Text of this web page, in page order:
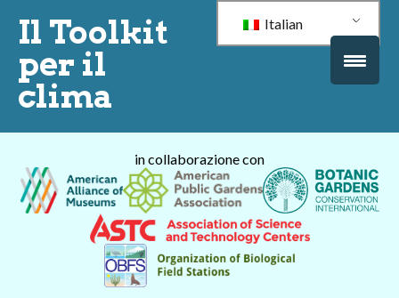
Il Toolkit
per il
clima
Italian
in collaborazione con